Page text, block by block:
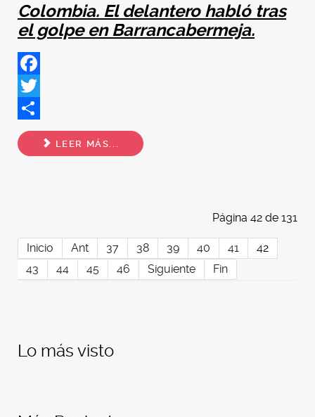
Colombia. El delantero habló tras
el golpe en Barrancabermeja.
Facebook
Twitter
Share
LEER MÁS...
Página 42 de 131
Inicio Ant 37 38 39 40 41
42
43
44 45 46 Siguiente Fin
Lo más visto